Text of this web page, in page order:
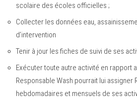
scolaire des écoles officielles ;
Collecter les données eau,
d’intervention
Tenir à jour les fiches de suivi de ses
Exécuter toute autre activité en rapport
Responsable Wash pourrait lui assigner
hebdomadaires et mensuels de ses